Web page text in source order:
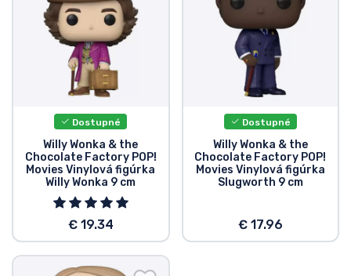
Dostupné
Willy Wonka & the
Chocolate Factory POP!
Movies Vinylová figúrka
Willy Wonka 9 cm
€ 19.34
Dostupné
Willy Wonka & the
Chocolate Factory POP!
Movies Vinylová figúrka
Slugworth 9 cm
€ 17.96
Zoradiť podľa filmov
Zoradiť podľa karikatúry
Zoradiť podľa Anime
Zoradiť podľa hier
Zoradiť podľa športu
Zoradiť podľa hudby